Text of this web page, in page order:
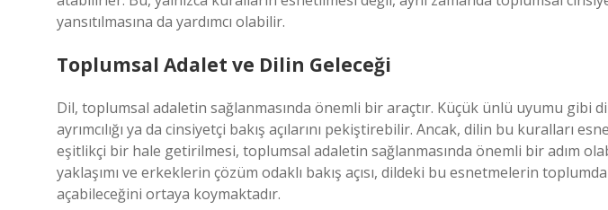
yansıtılmasına da yardımcı olabilir.
Toplumsal Adalet ve Dilin Geleceği
Dil, toplumsal adaletin sağlanmasında önemli bir araçtır. Küçük ünlü uyumu gibi
ayrımcılığı ya da cinsiyetçi bakış açılarını pekiştirebilir. Ancak, dilin bu kuralları
eşitlikçi bir hale getirilmesi, toplumsal adaletin sağlanmasında önemli bir adım
yaklaşımı ve erkeklerin çözüm odaklı bakış açısı, dildeki bu esnetmelerin
açabileceğini ortaya koymaktadır.